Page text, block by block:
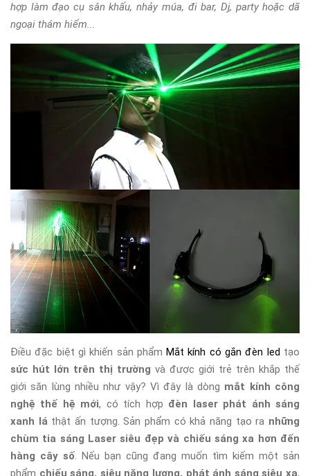
hợp làm đạo cụ sân khấu, nhảy múa, đi bar, Dj, party hoặc dã
ngoại thám hiểm...
Điều đặc biệt gì khiến sản phẩmMắt kính có gắn đèn led tạo
sức hút lớn trên thị trường và được giới trẻ trên khắp thế
giới săn lùng nhiều như vậy? Vì đây là dòng mắt kính công
nghệ thế hệ mới, có tích hợp đèn laser phát ánh sáng
xanh lá thật ấn tượng. Sản phẩm có khả năng tạo ra những
chùm tia sáng Laser siêu đẹp và chiếu sáng xa hơn đến
hàng cây số. Nếu bạn cũng đang muốn tìm kiếm một sản
phẩm chiếu sáng, siêu năng lượng, phát ánh sáng siêu xa,